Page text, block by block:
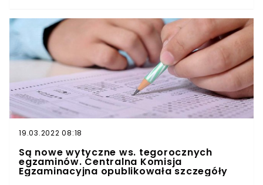
tygodniuMatura 2021 odbędzie się w budynkach szkół?
Zdaniem Adama Niedzielskiego, to bardzo
prawdopodobny scenariusz.
19.03.2022 08:18
Są nowe wytyczne ws. tegorocznych
egzaminów. Centralna Komisja
Egzaminacyjna opublikowała szczegóły